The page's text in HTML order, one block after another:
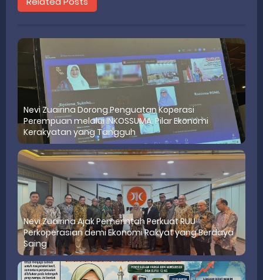
Nevi Zuairina Dorong Penguatan Koperasi
Perempuan melalui INKOSSUMA: Pilar Ekonomi
Kerakyatan yang Tangguh
Nevi Zuairina Ajak Pemerintah Perkuat RUU
Perkoperasian demi Ekonomi Rakyat yang Berdaya
Saing